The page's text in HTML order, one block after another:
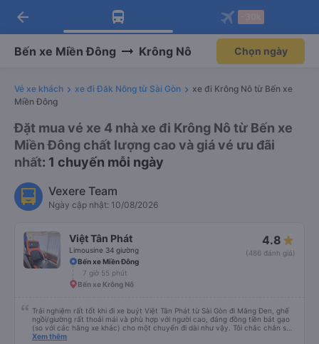
Tải app Vexere ngay!
Nhận ưu đãi thành viên độc
Mở app
Tải app Vexere
-30k/ghế khi đặt vé máy bay qua
Mở app
arrow_back
Bến xe Miền Đông Krông Nô Chọn ngày
Vé xe khách xe đi Đăk Nông từ Sài Gòn
xe đi Krông Nô từ Bến xe
Miền Đông
Đặt mua vé xe 4 nhà xe đi Krông Nô từ Bến xe
Miền Đông chất lượng cao và giá vé ưu đãi
nhất: 1 chuyến mỗi ngày
Vexere Team
Ngày cập nhật: 10/08/2026
Việt Tân Phát
Limousine 34 giường
4.8
(486 đánh giá)
Bến xe Miền Đông
7 giờ 55 phút
Bến xe Krông Nô
Trải nghiệm rất tốt khi đi xe buýt Việt Tân Phát từ Sài Gòn đi Măng Đen, ghế
ngồi/giường rất thoải mái và phù hợp với người cao, đáng đồng tiền bát gạo
(so với các hãng xe khác) cho một chuyến đi dài như vậy. Tôi chắc chắn sẽ
sử dụng lại sau.
Xem thêm